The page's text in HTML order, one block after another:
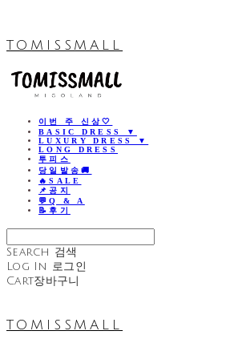
TOMISSMALL
이번 주 신상🤍
BASIC DRESS ▼
LUXURY DRESS ▼
LONG DRESS
투피스
당일발송🚚
🔥SALE
📌공지
💬Q & A
📝후기
Search 검색
Log In 로그인
Cart장바구니
TOMISSMALL